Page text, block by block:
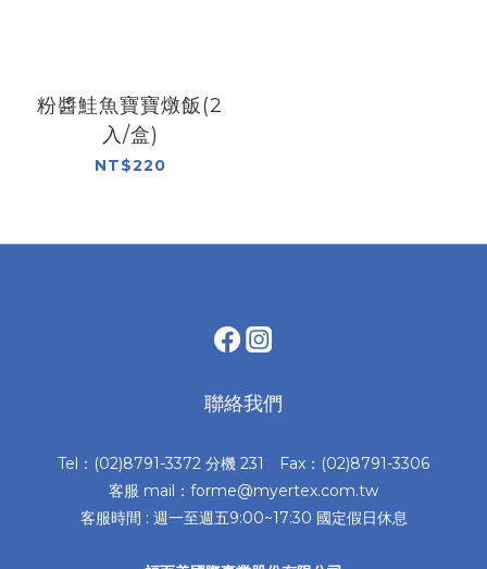
粉醬鮭魚寶寶燉飯(2
入/盒)
NT$220
聯絡我們
Tel：(02)8791-3372 分機 231 Fax：(02)8791-3306
客服 mail：forme@myertex.com.tw
客服時間 : 週一至週五9:00~17:30 國定假日休息